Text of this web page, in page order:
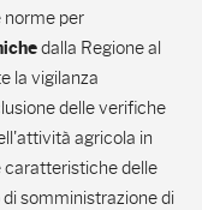
norme per
dalla Regione al
la vigilanza
delle verifiche
agricola in
caratteristiche delle
somministrazione di